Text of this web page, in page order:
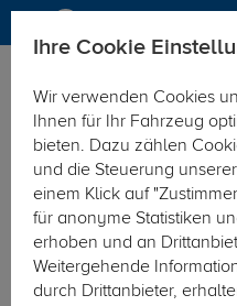
Hier geht's zur
Ihre Cookie
Wir verwenden Cookies
Ihnen für Ihr Fahrzeug
bieten. Dazu zählen
und die Steuerung
einem Klick auf
für anonyme Statistiken
erhoben und an
Weitergehende
durch Drittanbieter,